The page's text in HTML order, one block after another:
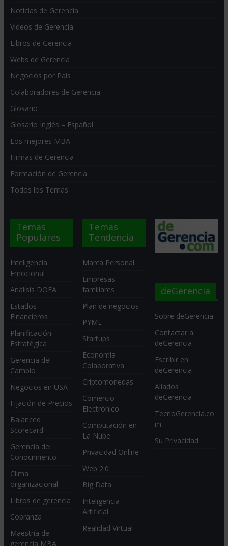
Noticias de Gerencia
Videos de Gerencia
Libros de Gerencia
Webs de Gerencia
Negocios por País
Colaboradores de Gerencia
Glosario
Glosario Inglés – Español
Los mejores MBA
Firmas de Gerencia
Formación de Gerencia
Todos los Temas
Temas
Populares
Inteligencia
Emocional
Análisis DOFA
Estados
Financieros
Planificación
Estratégica
Gerencia del
Cambio
Negocios en USA
Fijación de Precios
Balanced
Scorecard
Gerencia del
Conocimiento
Clima
organizacional
Libros de gerencia
Cobranza
Maestría de
gerencia MBA
Temas
Tendencia
Marca Personal
Empresas
familiares
Plan de negocios
PYME
Startups
Economia
Colaborativa
Criptomonedas
Comercio
Electrónico
Computación en
La Nube
Privacidad Online
Web 2.0
Big Data
Inteligencia
Artificial
Realidad Virtual
deGerencia
Sobre deGerencia
Contactar a
deGerencia
Escribir en
deGerencia
Aliados
deGerencia
TecnoGerencia.co
m
Su Privacidad